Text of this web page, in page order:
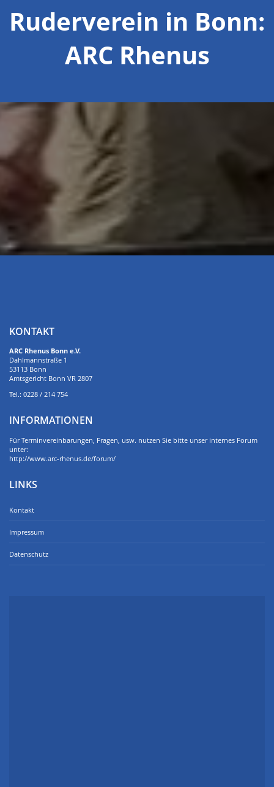
Ruderverein in Bonn:
ARC Rhenus
KONTAKT
ARC Rhenus Bonn e.V.
Dahlmannstraße 1
53113 Bonn
Amtsgericht Bonn VR 2807
Tel.: 0228 / 214 754
INFORMATIONEN
Für Terminvereinbarungen, Fragen, usw. nutzen Sie bitte unser internes Forum
unter:
http://www.arc-rhenus.de/forum/
LINKS
Kontakt
Impressum
Datenschutz